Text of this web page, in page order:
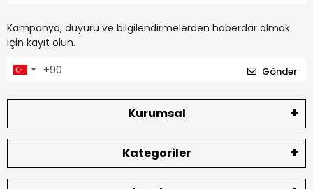
Kampanya, duyuru ve bilgilendirmelerden haberdar olmak
için kayıt olun.
Gönder
Kurumsal
Kategoriler